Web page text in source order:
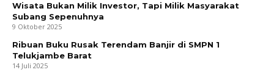
Wisata Bukan Milik Investor, Tapi Milik Masyarakat
Subang Sepenuhnya
9 Oktober 2025
Ribuan Buku Rusak Terendam Banjir di SMPN 1
Telukjambe Barat
14 Juli 2025